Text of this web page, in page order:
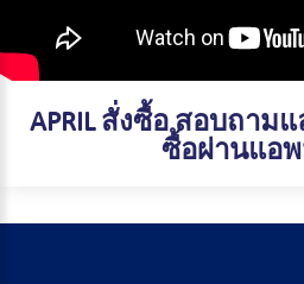
APRIL สั่งซื้อ สอบถาม
ซื้อผ่านแอ